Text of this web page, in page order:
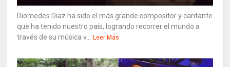
Diomedes Diaz ha sido el más grande compositor y cantante
que ha tenido nuestro país, logrando recorrer el mundo a
través de su música v...
Leer Más